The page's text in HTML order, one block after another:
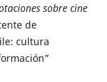
sobre cine
de
cultura